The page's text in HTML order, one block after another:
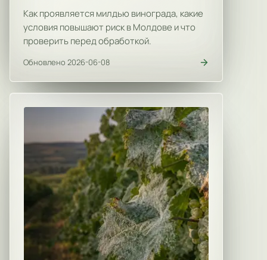
Как проявляется милдью винограда, какие
условия повышают риск в Молдове и что
проверить перед обработкой.
Обновлено 2026-06-08